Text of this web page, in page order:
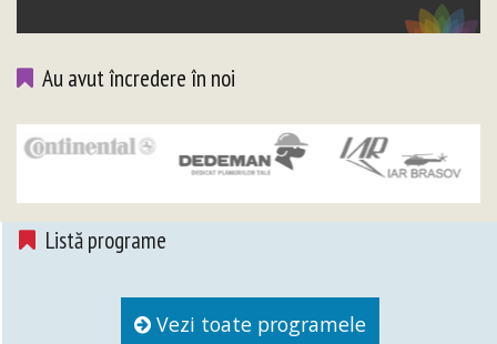
Au avut încredere în noi
Listă programe
Vezi toate programele